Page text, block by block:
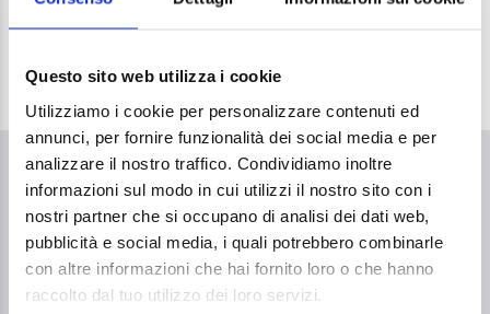
Questo sito web utilizza i cookie
Utilizziamo i cookie per personalizzare contenuti ed
annunci, per fornire funzionalità dei social media e per
analizzare il nostro traffico. Condividiamo inoltre
informazioni sul modo in cui utilizzi il nostro sito con i
nostri partner che si occupano di analisi dei dati web,
pubblicità e social media, i quali potrebbero combinarle
con altre informazioni che hai fornito loro o che hanno
raccolto dal tuo utilizzo dei loro servizi.
COME ACCEDERE AL SERVIZIO
Per accedere al servizionon è necessariala
prescrizione medica.
Prenotazione telefonica dalle 10 alle 19.